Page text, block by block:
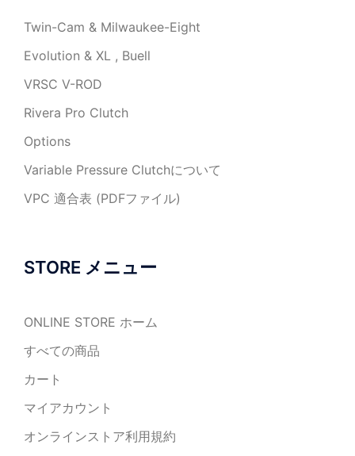
Twin-Cam & Milwaukee-Eight
Evolution & XL , Buell
VRSC V-ROD
Rivera Pro Clutch
Options
Variable Pressure Clutchについて
VPC 適合表 (PDFファイル)
STORE メニュー
ONLINE STORE ホーム
すべての商品
カート
マイアカウント
オンラインストア利用規約